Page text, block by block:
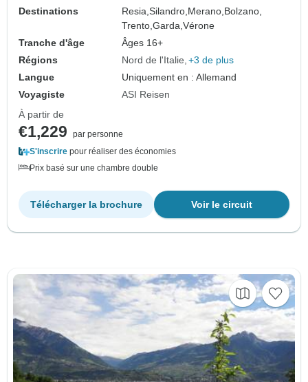
Destinations
Resia,Silandro, Merano, Bolzano,
Trento,Garda,Vérone
Tranche d'âge
Âges 16+
Régions
Nord de l'Italie +3 de plus
Langue
Uniquement en : Allemand
Voyagiste
ASI Reisen
À partir de
€1,229
par personne
S'inscrire pour réaliser des économies
Prix basé sur une chambre double
Voir le circuit
Télécharger la brochure